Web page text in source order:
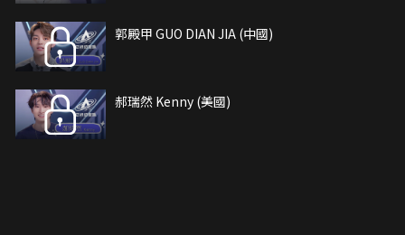
郭殿甲 GUO DIAN JIA (中國)
郝瑞然 Kenny (美國)